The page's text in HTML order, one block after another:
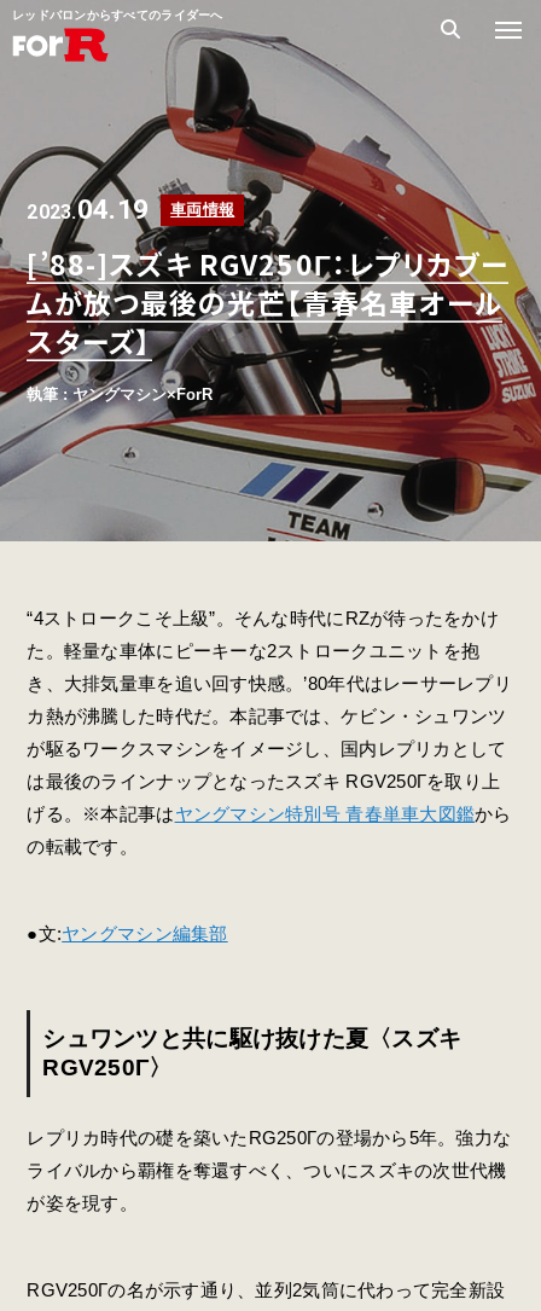
レッドバロンからすべてのライダーへ
2023.04.19 車両情報
[’88-]スズキ RGV250Γ：レプリカブー
ムが放つ最後の光芒【青春名車オール
スターズ】
執筆 : ヤングマシン×ForR
“4ストロークこそ上級”。そんな時代にRZが待ったをかけ
た。軽量な車体にピーキーな2ストロークユニットを抱
き、大排気量車を追い回す快感。’80年代はレーサーレプリ
カ熱が沸騰した時代だ。本記事では、ケビン・シュワンツ
が駆るワークスマシンをイメージし、国内レプリカとして
は最後のラインナップとなったスズキ RGV250Γを取り上
げる。※本記事はヤングマシン特別号 青春単車大図鑑から
の転載です。
●文:ヤングマシン編集部
シュワンツと共に駆け抜けた夏〈スズキ
RGV250Γ〉
レプリカ時代の礎を築いたRG250Γの登場から5年。強力な
ライバルから覇権を奪還すべく、ついにスズキの次世代機
が姿を現す。
RGV250Γの名が示す通り、並列2気筒に代わって完全新設